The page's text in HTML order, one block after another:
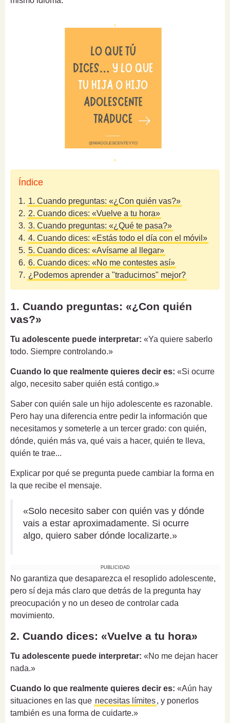
Índice
1. 1. Cuando preguntas: «¿Con quién vas?»
2. 2. Cuando dices: «Vuelve a tu hora»
3. 3. Cuando preguntas: «¿Qué te pasa?»
4. 4. Cuando dices: «Estás todo el día con el móvil»
5. 5. Cuando dices: «Avísame al llegar»
6. 6. Cuando dices: «No me contestes así»
7. ¿Podemos aprender a "traducirnos" mejor?
1. Cuando preguntas: «¿Con quién
vas?»
Tu adolescente puede interpretar: «Ya quiere saberlo
todo. Siempre controlando.»
Cuando lo que realmente quieres decir es: «Si ocurre
algo, necesito saber quién está contigo.»
Saber con quién sale un hijo adolescente es razonable.
Pero hay una diferencia entre pedir la información que
necesitamos y someterle a un tercer grado: con quién,
dónde, quién más va, qué vais a hacer, quién te lleva,
quién te trae...
Explicar por qué se pregunta puede cambiar la forma en
la que recibe el mensaje.
«Solo necesito saber con quién vas y dónde
vais a estar aproximadamente. Si ocurre
algo, quiero saber dónde localizarte.»
PUBLICIDAD
No garantiza que desaparezca el resoplido adolescente,
pero sí deja más claro que detrás de la pregunta hay
preocupación y no un deseo de controlar cada
movimiento.
2. Cuando dices: «Vuelve a tu hora»
Tu adolescente puede interpretar: «No me dejan hacer
nada.»
Cuando lo que realmente quieres decir es: «Aún hay
situaciones en las que necesitas límites, y ponerlos
también es una forma de cuidarte.»